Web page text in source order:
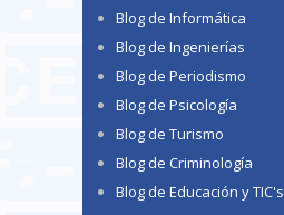
Blog de Informática
Blog de Ingenierías
Blog de Periodismo
Blog de Psicología
Blog de Turismo
Blog de Criminología
Blog de Educación y TIC's